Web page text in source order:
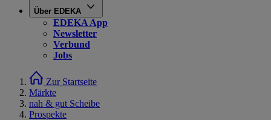
Über EDEKA
EDEKA App
Newsletter
Verbund
Jobs
Zur Startseite
Märkte
nah & gut Scheibe
Prospekte